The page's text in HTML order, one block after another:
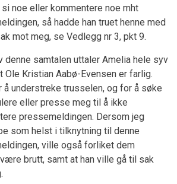
noe eller kommentere noe mht
så hadde han truet henne med
mot meg, se Vedlegg nr 3, pkt 9.
denne samtalen uttaler Amelia hele syv
Ole Kristian Aabø-Evensen er farlig.
å understreke trusselen, og for å søke
eller presse meg til å ikke
pressemeldingen. Dersom jeg
som helst i tilknytning til denne
ville også forliket dem
brutt, samt at han ville gå til sak